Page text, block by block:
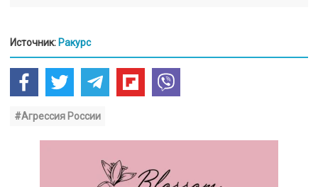
Источник: Ракурс
#Агрессия России